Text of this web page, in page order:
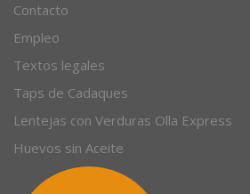
Contacto
Empleo
Textos legales
Taps de Cadaques
Lentejas con Verduras Olla Express
Huevos sin Aceite